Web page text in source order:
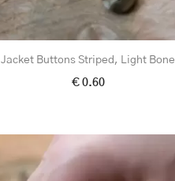
Jacket Buttons Striped, Light Bone
€ 0.60